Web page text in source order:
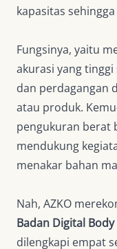
kapasitas
Fungsinya, yaitu
akurasi yang
dan perdagangan
atau produk.
pengukuran berat
mendukung
menakar bahan
Nah, AZKO
Badan Digital
dilengkapi empat